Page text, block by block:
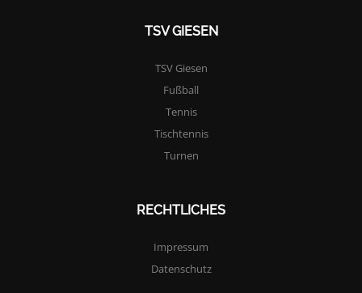
TSV GIESEN
TSV Giesen
Fußball
Tennis
Tischtennis
Turnen
RECHTLICHES
Impressum
Datenschutz